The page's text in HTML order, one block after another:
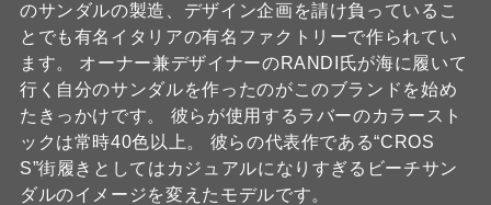
のサンダルの製造、デザイン企画を請け負っているこ
とでも有名イタリアの有名ファクトリーで作られてい
ます。 オーナー兼デザイナーのRANDI氏が海に履いて
行く自分のサンダルを作ったのがこのブランドを始め
たきっかけです。 彼らが使用するラバーのカラースト
ックは常時40色以上。 彼らの代表作である“CROS
S”街履きとしてはカジュアルになりすぎるビーチサン
ダルのイメージを変えたモデルです。